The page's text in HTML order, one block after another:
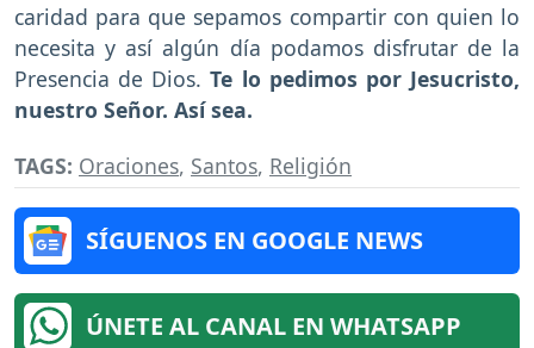
caridad para que sepamos compartir con quien lo
necesita y así algún día podamos disfrutar de la
Presencia de Dios.Te lo pedimos por Jesucristo,
nuestro Señor. Así sea.
TAGS: Oraciones, Santos, Religión
SÍGUENOS EN GOOGLE NEWS
ÚNETE AL CANAL EN WHATSAPP